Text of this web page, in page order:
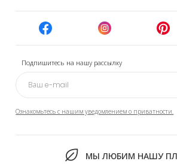
Подпишитесь на нашу рассылку
Ознакомьтесь с нашим уведомлением о приватности.
МЫ ЛЮБИМ НАШУ